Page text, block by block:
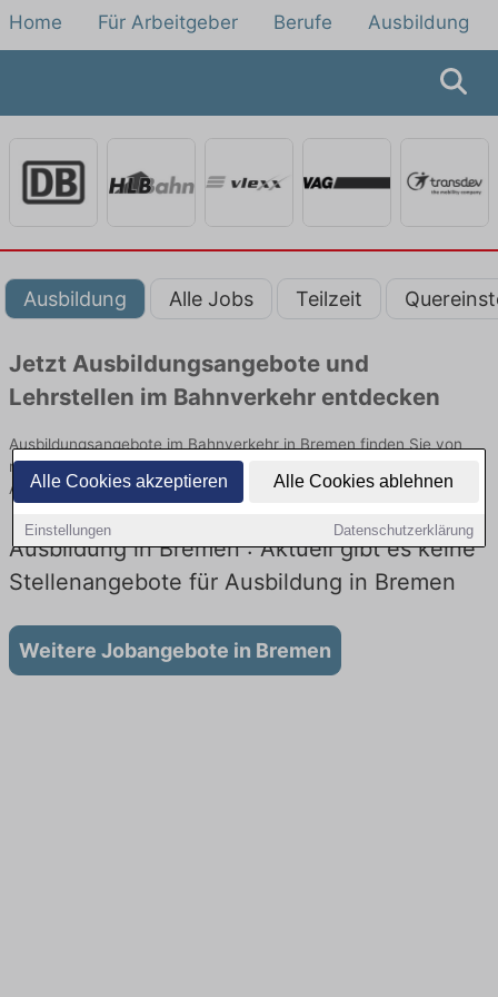
Alle Cookies akzeptieren Alle Cookies ablehnen
Einstellungen Datenschutzerklärung
Home Für Arbeitgeber Berufe Ausbildung
Ausbildung Alle Jobs Teilzeit
Jetzt Ausbildungsangebote und
Lehrstellen im Bahnverkehr entdecken
Ausbildungsangebote im Bahnverkehr in Bremen finden Sie von
namhaften Firmen. Entdecken Sie freie Optionen von Top-
Arbeitgebern und bewerben Sie sich noch heute.
Ausbildung in Bremen : Aktuell gibt es keine
Stellenangebote für Ausbildung in Bremen
Weitere Jobangebote in Bremen